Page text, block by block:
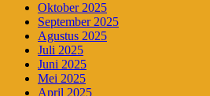
Oktober 2025
September 2025
Agustus 2025
Juli 2025
Juni 2025
Mei 2025
April 2025